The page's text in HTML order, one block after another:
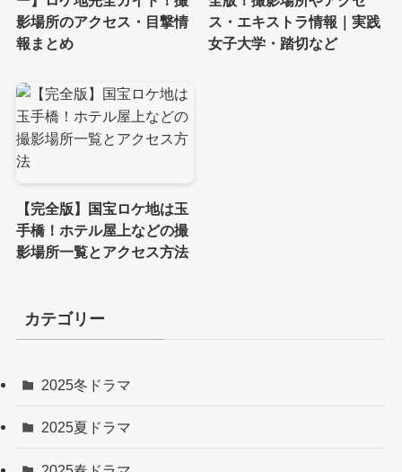
影場所のアクセス・目撃情
報まとめ
ス・エキストラ情報｜実践
女子大学・踏切など
【完全版】国宝ロケ地は玉
手橋！ホテル屋上などの撮
影場所一覧とアクセス方法
カテゴリー
2025冬ドラマ
2025夏ドラマ